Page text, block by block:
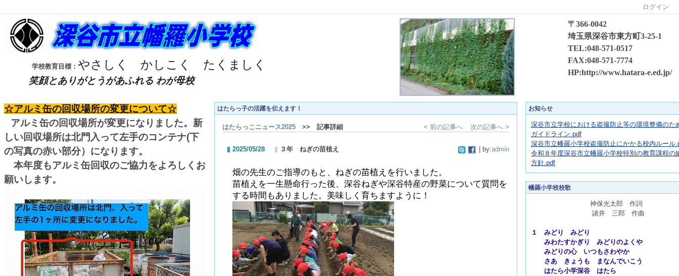
ログイン
学校教育目標： やさしく かしこく たくましく
笑顔とありがとうがあふれる わが母校
〒366-0042
埼玉県深谷市東方町3-25-1
TEL:048-571-0517
FAX:048-571-7774
HP:http://www.hatara-e.ed.jp/
☆アルミ缶の回収場所の変更について☆
アルミ缶の回収場所が変更になりました。新
しい回収場所は北門入って左手のコンテナ(下
の写真の赤い部分）になります。
本年度もアルミ缶回収のご協力をよろしくお
願いします。
はたらっ子の活躍を伝えます！
はたらっこニュース2025 >> 記事詳細 < 前の記事へ 次の記事へ >
2025/05/28 ３年 ねぎの苗植え | by:admin
畑の先生のご指導のもと、ねぎの苗植えを行いました。
苗植えを一生懸命行った後、深谷ねぎや深谷特産の野菜について質問を
する時間もありました。美味しく育ちますように！
お知らせ
深谷市立学校における盗撮防止等の環境整備のた
ガイドライン.pdf
深谷市立幡羅小学校盗撮防止にかかる校内ルール
令和８年度深谷市立幡羅小学校特別の教育課程の
方針.pdf
幡羅小学校校歌
神保光太郎 作詞
諸井 三郎 作曲
１ みどり みどり
みわたすかぎり みどりのよくや
みどりの心 いつもさわやか
さあ きょうも まなんでいこう
はたら小学深谷 はたら